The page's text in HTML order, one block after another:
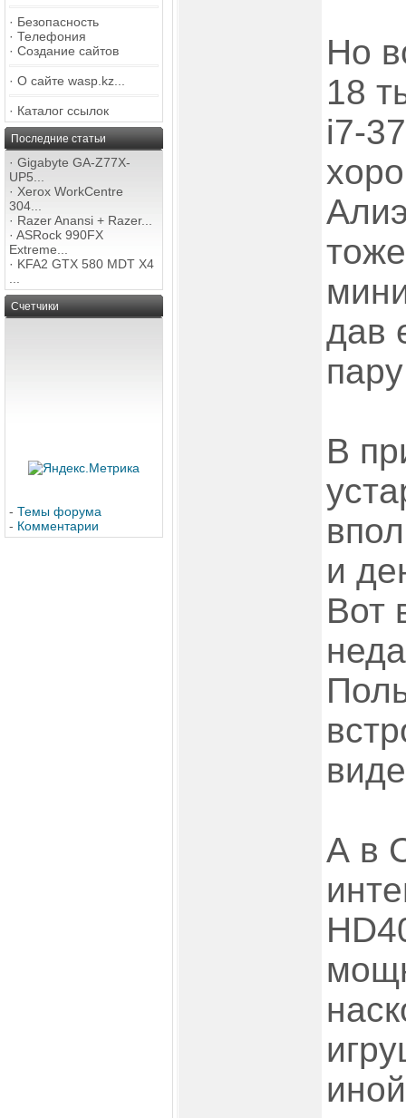
· Безопасность
· Телефония
· Создание сайтов
· О сайте wasp.kz...
· Каталог ссылок
Последние статьи
· Gigabyte GA-Z77X-
UP5...
· Xerox WorkCentre
304...
· Razer Anansi + Razer...
· ASRock 990FX
Extreme...
· KFA2 GTX 580 MDT X4
Счетчики
- Темы форума
- Комментарии
Но
18
i7-
дав
В
и
Вот
А в